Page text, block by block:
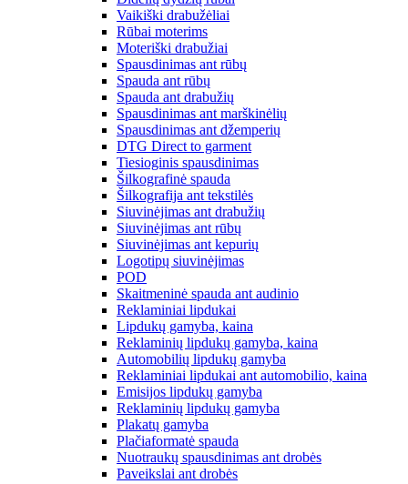
Vaikiški drabužėliai
Rūbai moterims
Moteriški drabužiai
Spausdinimas ant rūbų
Spauda ant rūbų
Spauda ant drabužių
Spausdinimas ant marškinėlių
Spausdinimas ant džemperių
DTG Direct to garment
Tiesioginis spausdinimas
Šilkografinė spauda
Šilkografija ant tekstilės
Siuvinėjimas ant drabužių
Siuvinėjimas ant rūbų
Siuvinėjimas ant kepurių
Logotipų siuvinėjimas
POD
Skaitmeninė spauda ant audinio
Reklaminiai lipdukai
Lipdukų gamyba, kaina
Reklaminių lipdukų gamyba, kaina
Automobilių lipdukų gamyba
Reklaminiai lipdukai ant automobilio, kaina
Emisijos lipdukų gamyba
Reklaminių lipdukų gamyba
Plakatų gamyba
Plačiaformatė spauda
Nuotraukų spausdinimas ant drobės
Paveikslai ant drobės